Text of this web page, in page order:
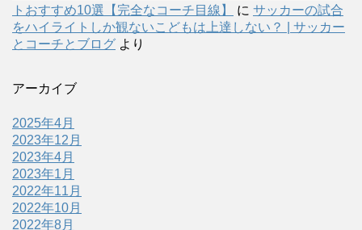
トおすすめ10選【完全なコーチ目線】
に サッカーの試合
をハイライトしか観ないこどもは上達しない？ | サッカー
とコーチとブログ より
アーカイブ
2025年4月
2023年12月
2023年4月
2023年1月
2022年11月
2022年10月
2022年8月